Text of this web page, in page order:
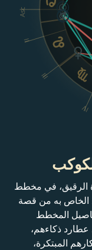
Asc
II
III
IV
الرقيق، في مخطط
الخاص به من قصة
المخطط
عطارد ذكاءهم،
المبتكرة،